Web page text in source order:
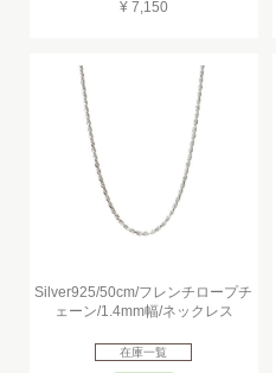
¥ 7,150
Silver925/50cm/フレンチロープチ
ェーン/1.4mm幅/ネックレス
在庫一覧